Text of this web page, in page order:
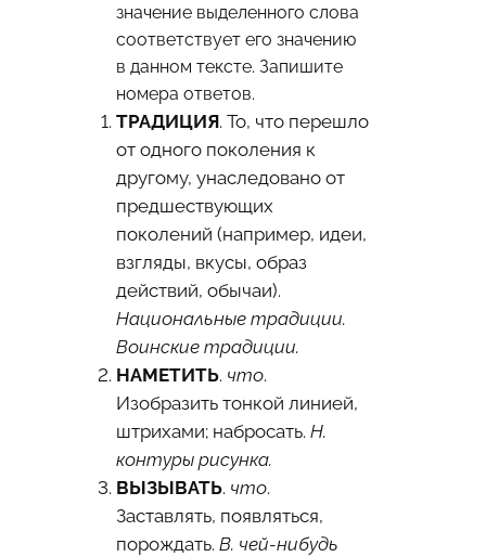
значение выделенного слова
соответствует его значению
в данном тексте. Запишите
номера ответов.
ТРАДИЦИЯ. То, что перешло
от одного поколения к
другому, унаследовано от
предшествующих
поколений (например, идеи,
взгляды, вкусы, образ
действий, обычаи).
Национальные традиции.
Воинские традиции.
НАМЕТИТЬ. что.
Изобразить тонкой линией,
штрихами; набросать.Н.
контуры рисунка.
ВЫЗЫВАТЬ. что.
Заставлять, появляться,
порождать.В. чей-нибудь